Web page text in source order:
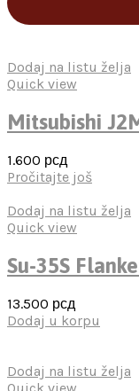
Dodaj na listu želja
Quick view
Mitsubishi
1.600 рсд
Pročitajte još
Dodaj na listu želja
Quick view
Su-35S
13.500 рсд
Dodaj u korpu
Dodaj na listu želja